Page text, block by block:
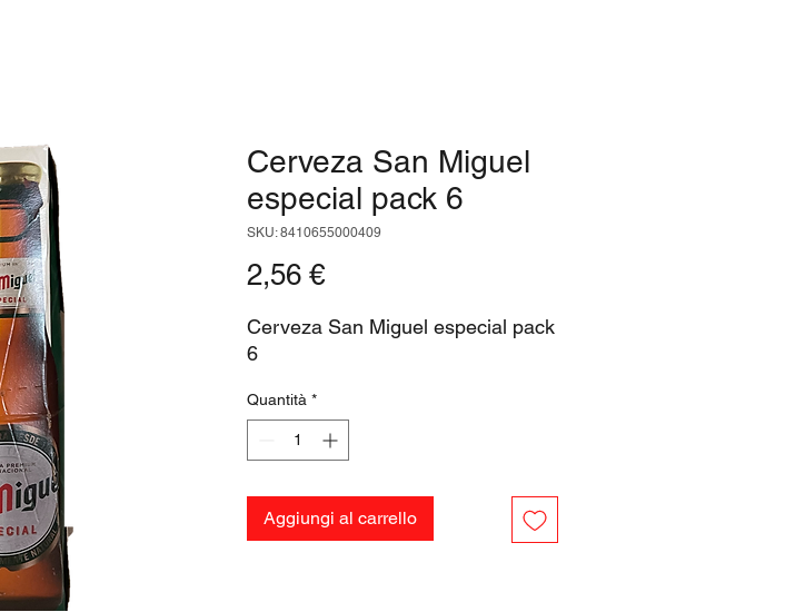
Cerveza San Miguel
especial pack 6
SKU: 8410655000409
2,56 €Prezzo
Cerveza San Miguel especial pack
6
Quantità *
Aggiungi al carrello